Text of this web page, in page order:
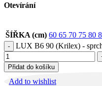
Otevírání
ŠÍŘKA (cm) 60 65 70 75 80
LUX B6 90 (Krilex) -
Přidat do košíku
Add to wishlist